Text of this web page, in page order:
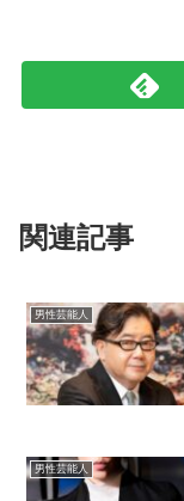
関連記事
男性芸能人
男性芸能人